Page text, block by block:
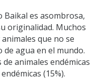
Baikal es asombrosa,
originalidad. Muchos
que no se
agua en el mundo.
animales endémicas
(15%).